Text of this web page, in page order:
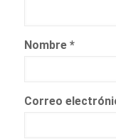
Nombre *
Correo